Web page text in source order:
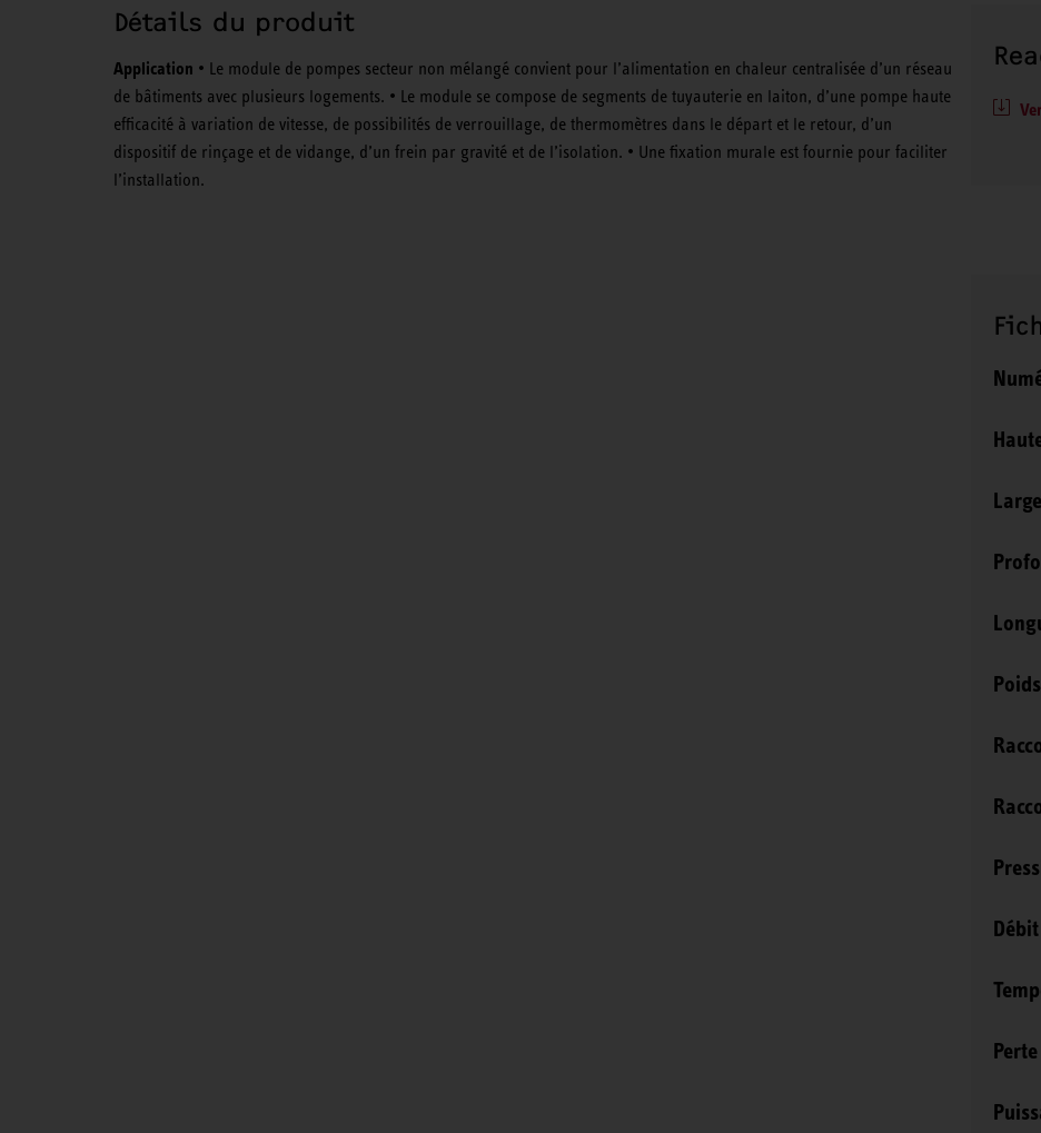
Détails du produit
Application • Le module de pompes secteur non mélangé convient pour l’alimentation en chaleur centralisée d’un réseau
de bâtiments avec plusieurs logements. • Le module se compose de segments de tuyauterie en laiton, d’une pompe haute
efficacité à variation de vitesse, de possibilités de verrouillage, de thermomètres dans le départ et le retour, d’un
dispositif de rinçage et de vidange, d’un frein par gravité et de l’isolation. • Une fixation murale est fournie pour faciliter
l’installation.